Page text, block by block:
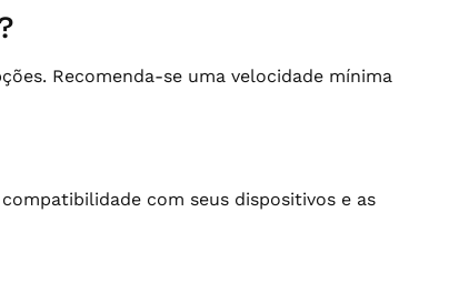
Recomenda-se uma velocidade mínima
com seus dispositivos e as